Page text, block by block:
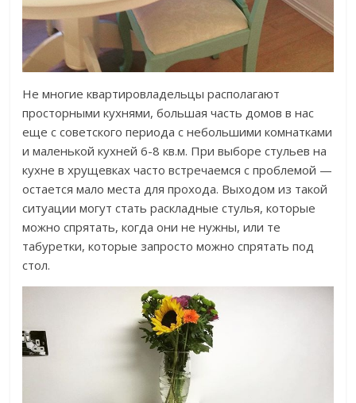
Не многие квартировладельцы располагают
просторными кухнями, большая часть домов в нас
еще с советского периода с небольшими комнатками
и маленькой кухней 6-8 кв.м. При выборе стульев на
кухне в хрущевках часто встречаемся с проблемой —
остается мало места для прохода. Выходом из такой
ситуации могут стать раскладные стулья, которые
можно спрятать, когда они не нужны, или те
табуретки, которые запросто можно спрятать под
стол.